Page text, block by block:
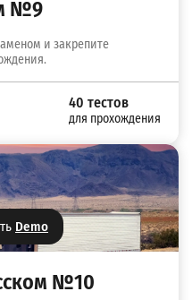
№9
и закрепите
40 тестов
для прохождения
Demo
№10